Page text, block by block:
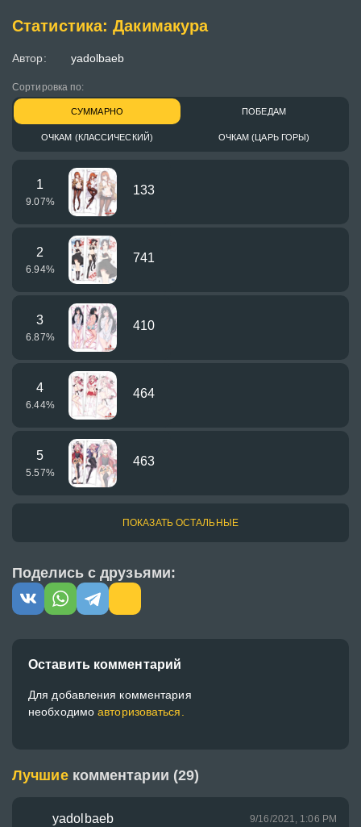
Статистика: Дакимакура
Автор: yadolbaeb
Сортировка по:
СУММАРНО ПОБЕДАМ
ОЧКАМ (КЛАССИЧЕСКИЙ) ОЧКАМ (ЦАРЬ ГОРЫ)
1
9.07%
133
2
6.94%
741
3
6.87%
410
4
6.44%
464
5
5.57%
463
ПОКАЗАТЬ ОСТАЛЬНЫЕ
Поделись с друзьями:
Оставить комментарий
Для добавления комментария
необходимоавторизоваться.
Лучшие комментарии (29)
yadolbaeb 9/16/2021, 1:06 PM